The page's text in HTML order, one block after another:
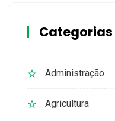
Categorias
Administração
Agricultura